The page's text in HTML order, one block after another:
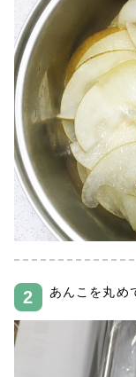
あんこを丸め